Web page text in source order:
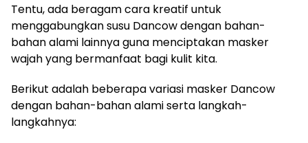
Tentu, ada beragam cara kreatif untuk
menggabungkan susu Dancow dengan bahan-
bahan alami lainnya guna menciptakan masker
wajah yang bermanfaat bagi kulit kita.
Berikut adalah beberapa variasi masker Dancow
dengan bahan-bahan alami serta langkah-
langkahnya: